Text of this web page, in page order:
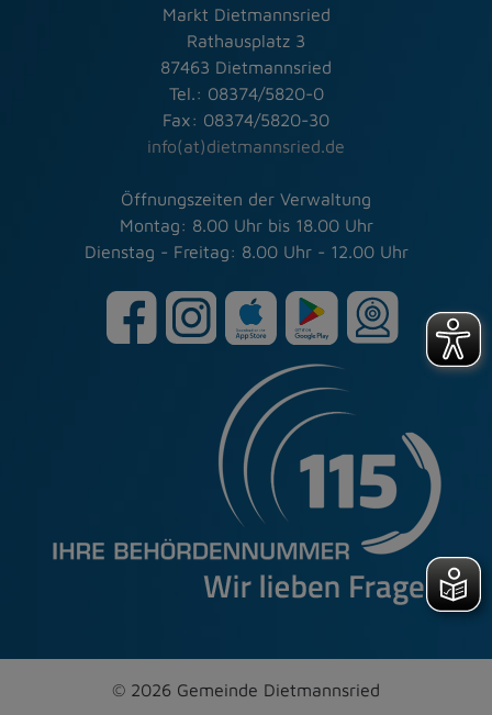
Markt Dietmannsried
Rathausplatz 3
87463 Dietmannsried
Tel.: 08374/5820-0
Fax: 08374/5820-30
info(at)dietmannsried.de
Öffnungszeiten der Verwaltung
Montag: 8.00 Uhr bis 18.00 Uhr
Dienstag - Freitag: 8.00 Uhr - 12.00 Uhr
© 2026 Gemeinde Dietmannsried